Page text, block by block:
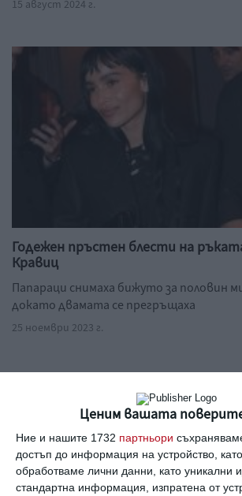
Ценим вашата
Ние и нашите 1732 партньори
достъп до информация на устройство,
обработваме лични данни, като уникални
стандартна информация, изпратена от
15 август 2024 г.
Годежен пръстен блести на
Кравиц
Папараци снимаха бижуто за половин
докато двамата се прегръщаха
25 ноември 2023 г.
Вижте още